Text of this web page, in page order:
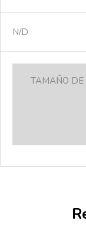
N/D
TAMAÑO DE